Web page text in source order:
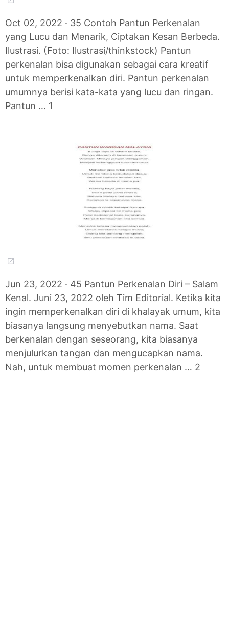
Oct 02, 2022 · 35 Contoh Pantun Perkenalan
yang Lucu dan Menarik, Ciptakan Kesan Berbeda.
Ilustrasi. (Foto: Ilustrasi/thinkstock) Pantun
perkenalan bisa digunakan sebagai cara kreatif
untuk memperkenalkan diri. Pantun perkenalan
umumnya berisi kata-kata yang lucu dan ringan.
Pantun … 1
Jun 23, 2022 · 45 Pantun Perkenalan Diri – Salam
Kenal. Juni 23, 2022 oleh Tim Editorial. Ketika kita
ingin memperkenalkan diri di khalayak umum, kita
biasanya langsung menyebutkan nama. Saat
berkenalan dengan seseorang, kita biasanya
menjulurkan tangan dan mengucapkan nama.
Nah, untuk membuat momen perkenalan … 2